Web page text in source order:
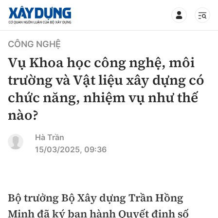
TIN BỘ XÂY DỰNG
CHUYÊN MỤC
Thời sự
Xã hội
Chỉ đạo điều hành
Giao thông
CÔNG NGHỆ
Vụ Khoa học công nghệ, môi
trường và Vật liệu xây dựng có
chức năng, nhiệm vụ như thế
nào?
Hà Trần
15/03/2025, 09:36
Bộ trưởng Bộ Xây dựng Trần Hồng
Minh đã ký ban hành Quyết định số